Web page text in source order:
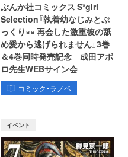
ぶんか社コミックス S*girl
Selection『執着幼なじみとぷ
っくり×× 再会した激重彼の舐
め愛から逃げられません』3巻
＆4巻同時発売記念 成田アポ
ロ先生WEBサイン会
コミック・ラノベ
イベント